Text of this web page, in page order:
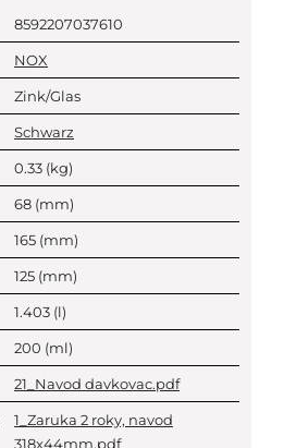
8592207037610
NOX
Zink/Glas
Schwarz
0.33 (kg)
68 (mm)
165 (mm)
125 (mm)
1.403 (l)
200 (ml)
21_Navod davkovac.pdf
1_Zaruka 2 roky, navod
318x44mm.pdf